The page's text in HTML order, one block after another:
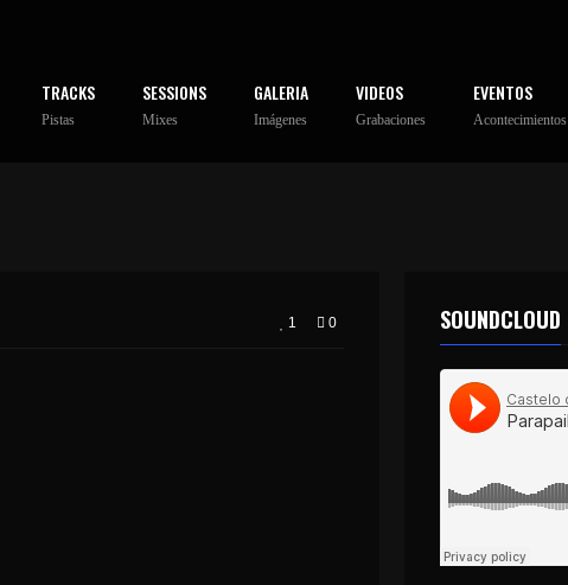
TRACKS
Pistas
SESSIONS
Mixes
GALERIA
Imágenes
VIDEOS
Grabaciones
EVENTOS
Acontecimientos
1 0 SOUNDCLOUD